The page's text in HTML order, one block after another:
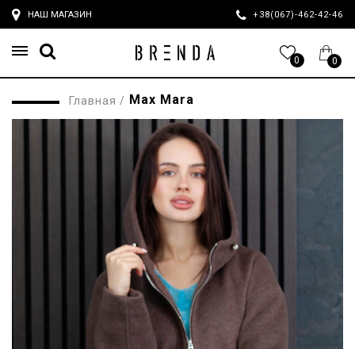
НАШ МАГАЗИН +38(067)-462-42-46
0 0
Главная / Max Mara